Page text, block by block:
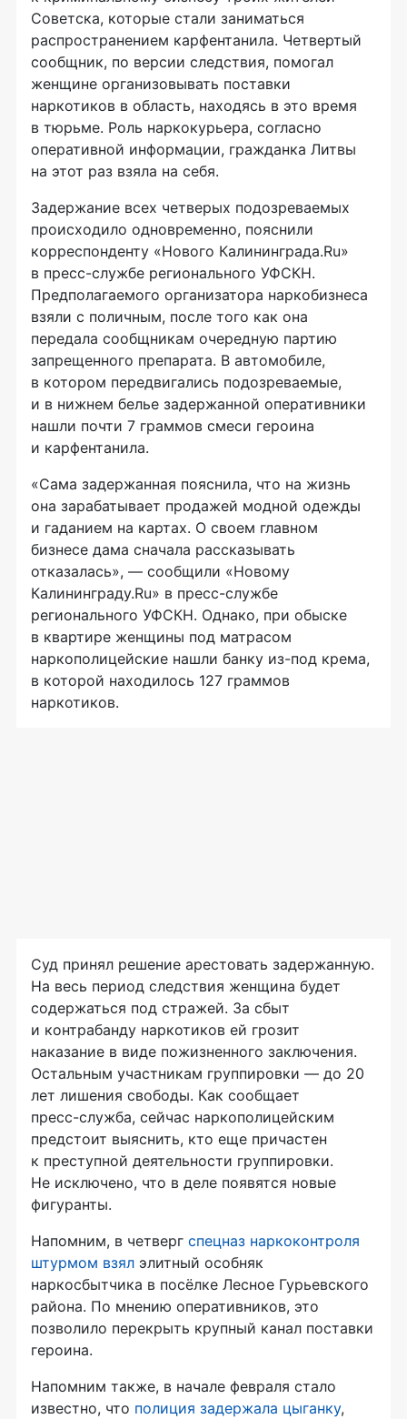
Советска, которые стали заниматься
распространением карфентанила. Четвертый
сообщник, по версии следствия, помогал
женщине организовывать поставки
наркотиков в область, находясь в это время
в тюрьме. Роль наркокурьера, согласно
оперативной информации, гражданка Литвы
на этот раз взяла на себя.
Задержание всех четверых подозреваемых
происходило одновременно, пояснили
корреспонденту «Нового Калининграда.Ru»
в пресс-службе регионального УФСКН.
Предполагаемого организатора наркобизнеса
взяли с поличным, после того как она
передала сообщникам очередную партию
запрещенного препарата. В автомобиле,
в котором передвигались подозреваемые,
и в нижнем белье задержанной оперативники
нашли почти 7 граммов смеси героина
и карфентанила.
«Сама задержанная пояснила, что на жизнь
она зарабатывает продажей модной одежды
и гаданием на картах. О своем главном
бизнесе дама сначала рассказывать
отказалась», — сообщили «Новому
Калининграду.Ru» в пресс-службе
регионального УФСКН. Однако, при обыске
в квартире женщины под матрасом
наркополицейские нашли банку из-под крема,
в которой находилось 127 граммов
наркотиков.
Суд принял решение арестовать задержанную.
На весь период следствия женщина будет
содержаться под стражей. За сбыт
и контрабанду наркотиков ей грозит
наказание в виде пожизненного заключения.
Остальным участникам группировки — до 20
лет лишения свободы. Как сообщает
пресс-служба, сейчас наркополицейским
предстоит выяснить, кто еще причастен
к преступной деятельности группировки.
Не исключено, что в деле появятся новые
фигуранты.
Напомним, в четверг спецназ наркоконтроля
штурмом взял элитный особняк
наркосбытчика в посёлке Лесное Гурьевского
района. По мнению оперативников, это
позволило перекрыть крупный канал поставки
героина.
Напомним также, в начале февраля стало
известно, что полиция задержала цыганку,